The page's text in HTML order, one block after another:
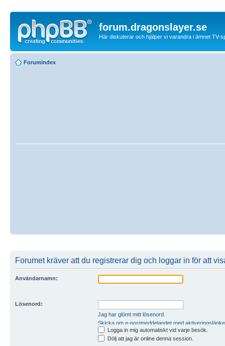
forum.dragonslayer.se
Här diskuterar och hjälper vi varandra i ämnet TV-
Forumindex
Forumet kräver att du registrerar dig och loggar in för att
Användarnamn:
Lösenord:
Jag har glömt mitt lösenord.
Skicka om e-postmeddelandet med
Logga in mig automatiskt vid varje besök.
Dölj att jag är online denna session.